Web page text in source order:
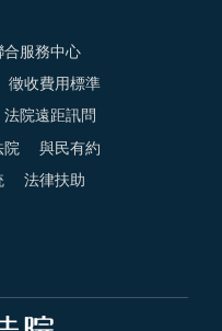
合服務中心
徵收費用標準
法院遠距訊問
院 與民有約
法律扶助